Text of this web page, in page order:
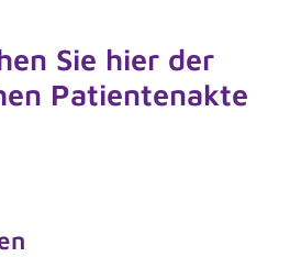
Sie hier der
Patientenakte